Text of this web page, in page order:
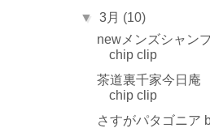
▼3月 (10)
newメンズシャン
chip clip
茶道裏千家今日
chip clip
さすがパタゴニア